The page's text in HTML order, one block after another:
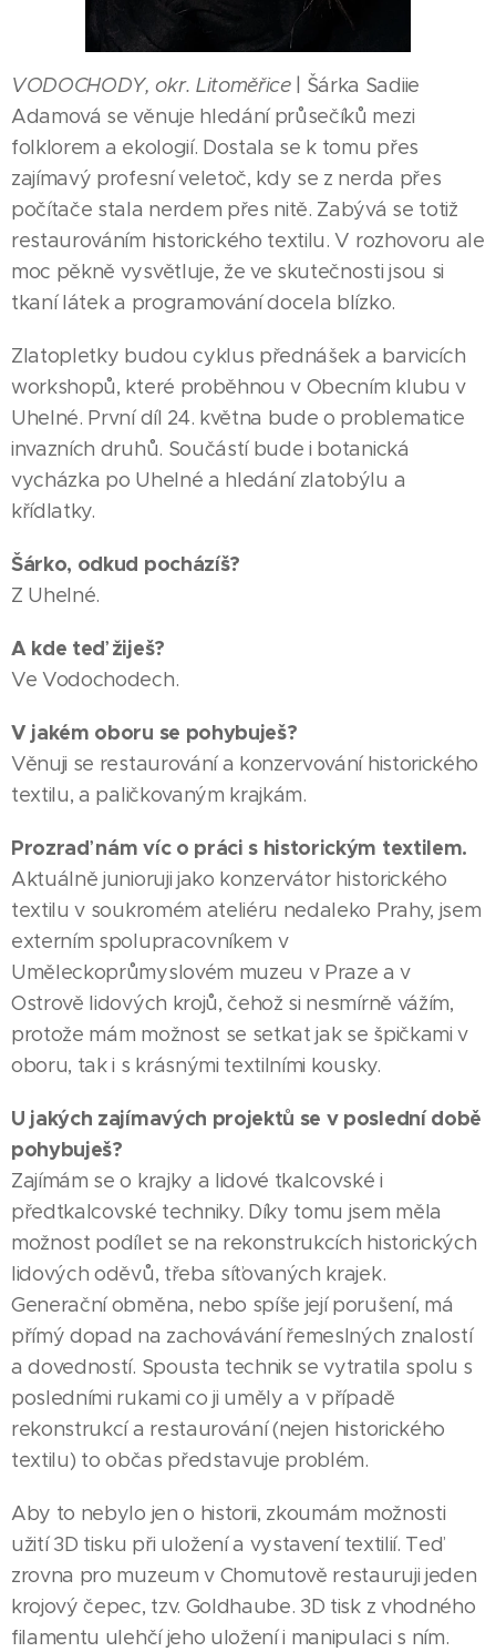
VODOCHODY, okr. Litoměřice| Šárka Sadiie
Adamová se věnuje hledání průsečíků mezi
folklorem a ekologií. Dostala se k tomu přes
zajímavý profesní veletoč, kdy se z nerda přes
počítače stala nerdem přes nitě. Zabývá se totiž
restaurováním historického textilu. V rozhovoru ale
moc pěkně vysvětluje, že ve skutečnosti jsou si
tkaní látek a programování docela blízko.
Zlatopletky budou cyklus přednášek a barvicích
workshopů, které proběhnou v Obecním klubu v
Uhelné. První díl 24. května bude o problematice
invazních druhů. Součástí bude i botanická
vycházka po Uhelné a hledání zlatobýlu a
křídlatky.
Šárko, odkud pocházíš?
Z Uhelné.
A kde teď žiješ?
Ve Vodochodech.
V jakém oboru se pohybuješ?
Věnuji se restaurování a konzervování historického
textilu, a paličkovaným krajkám.
Prozraď nám víc o práci s historickým textilem.
Aktuálně junioruji jako konzervátor historického
textilu v soukromém ateliéru nedaleko Prahy, jsem
externím spolupracovníkem v
Uměleckoprůmyslovém muzeu v Praze a v
Ostrově lidových krojů, čehož si nesmírně vážím,
protože mám možnost se setkat jak se špičkami v
oboru, tak i s krásnými textilními kousky.
U jakých zajímavých projektů se v poslední době
pohybuješ?
Zajímám se o krajky a lidové tkalcovské i
předtkalcovské techniky. Díky tomu jsem měla
možnost podílet se na rekonstrukcích historických
lidových oděvů, třeba síťovaných krajek.
Generační obměna, nebo spíše její porušení, má
přímý dopad na zachovávání řemeslných znalostí
a dovedností. Spousta technik se vytratila spolu s
posledními rukami co ji uměly a v případě
rekonstrukcí a restaurování (nejen historického
textilu) to občas představuje problém.
Aby to nebylo jen o historii, zkoumám možnosti
užití 3D tisku při uložení a vystavení textilií. Teď
zrovna pro muzeum v Chomutově restauruji jeden
krojový čepec, tzv. Goldhaube. 3D tisk z vhodného
filamentu ulehčí jeho uložení i manipulaci s ním.